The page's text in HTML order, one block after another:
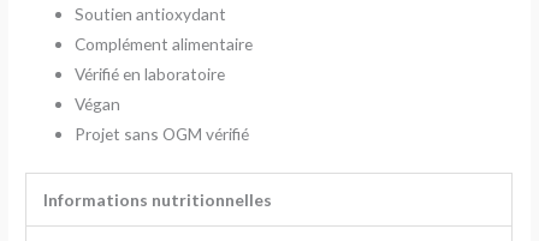
Soutien antioxydant
Complément alimentaire
Vérifié en laboratoire
Végan
Projet sans OGM vérifié
Informations nutritionnelles